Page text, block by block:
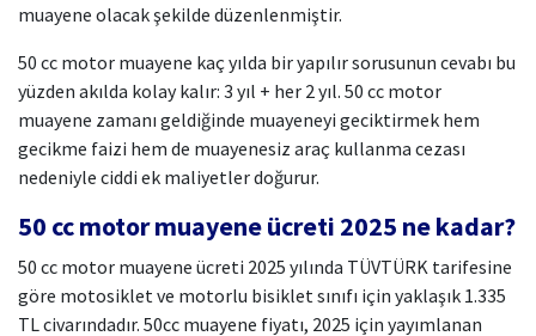
muayene olacak şekilde düzenlenmiştir.
50 cc motor muayene kaç yılda bir yapılır sorusunun cevabı bu
yüzden akılda kolay kalır: 3 yıl + her 2 yıl. 50 cc motor
muayene zamanı geldiğinde muayeneyi geciktirmek hem
gecikme faizi hem de muayenesiz araç kullanma cezası
nedeniyle ciddi ek maliyetler doğurur.
50 cc motor muayene ücreti 2025 ne kadar?
50 cc motor muayene ücreti 2025 yılında TÜVTÜRK tarifesine
göre motosiklet ve motorlu bisiklet sınıfı için yaklaşık 1.335
TL civarındadır. 50cc muayene fiyatı, 2025 için yayımlanan